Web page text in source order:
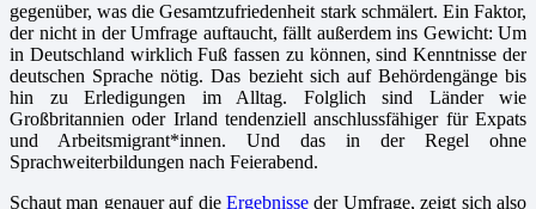
gegenüber, was die Gesamtzufriedenheit stark schmälert. Ein Faktor,
der nicht in der Umfrage auftaucht, fällt außerdem ins Gewicht: Um
in Deutschland wirklich Fuß fassen zu können, sind Kenntnisse der
deutschen Sprache nötig. Das bezieht sich auf Behördengänge bis
hin zu Erledigungen im Alltag. Folglich sind Länder wie
Großbritannien oder Irland tendenziell anschlussfähiger für Expats
und Arbeitsmigrant*innen. Und das in der Regel ohne
Sprachweiterbildungen nach Feierabend.
Schaut man genauer auf die Ergebnisse der Umfrage, zeigt sich also